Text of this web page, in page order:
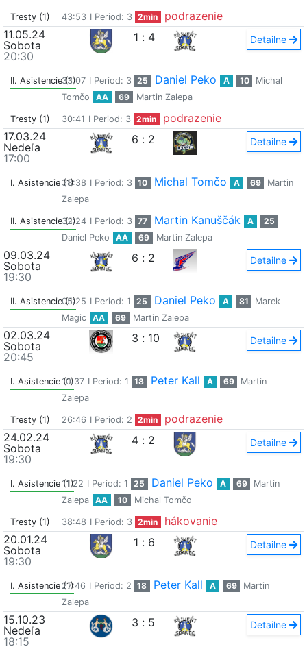
Tresty (1) 43:53 I Period: 3 2min
podrazenie
11.05.24
Sobota
20:30
1 : 4 Detailne
II. Asistencie (1)
33:07 I Period: 3 25 Daniel Peko A 10
Michal
Tomčo
AA 69 Martin Zalepa
Tresty (1) 30:41 I Period: 3 2min
podrazenie
17.03.24
Nedeľa
17:00
6 : 2 Detailne
I. Asistencie (1)38:38 I Period: 3 10 Michal Tomčo A 69
Martin
Zalepa
II. Asistencie (1)
32:24 I Period: 3 77 Martin Kanuščák A
25
Daniel Peko
AA 69 Martin Zalepa
09.03.24
Sobota
19:30
6 : 2 Detailne
II. Asistencie (1)
05:25 I Period: 1 25 Daniel Peko A 81
Marek
Magic
AA 69 Martin Zalepa
02.03.24
Sobota
20:45
3 : 10 Detailne
I. Asistencie (1)10:37 I Period: 1 18 Peter Kall A 69
Martin
Zalepa
Tresty (1) 26:46 I Period: 2 2min
podrazenie
24.02.24
Sobota
19:30
4 : 2 Detailne
I. Asistencie (1)
11:22 I Period: 1 25 Daniel Peko A 69
Martin
Zalepa
AA 10 Michal Tomčo
Tresty (1) 38:48 I Period: 3 2min
hákovanie
20.01.24
Sobota
19:30
1 : 6 Detailne
I. Asistencie (1)27:46 I Period: 2 18 Peter Kall A 69
Martin
Zalepa
15.10.23
Nedeľa
18:15
3 : 5 Detailne